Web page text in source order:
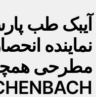
آیبک طب
نماینده